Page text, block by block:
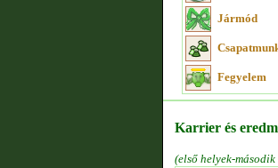
Jármód
Fegyelem
Karrier és
(első helyek-